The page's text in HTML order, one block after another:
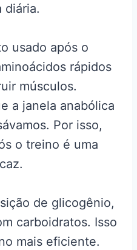
diária.
usado após o
rápidos
músculos.
a janela anabólica
Por isso,
o treino é uma
de glicogênio,
carboidratos. Isso
mais eficiente.